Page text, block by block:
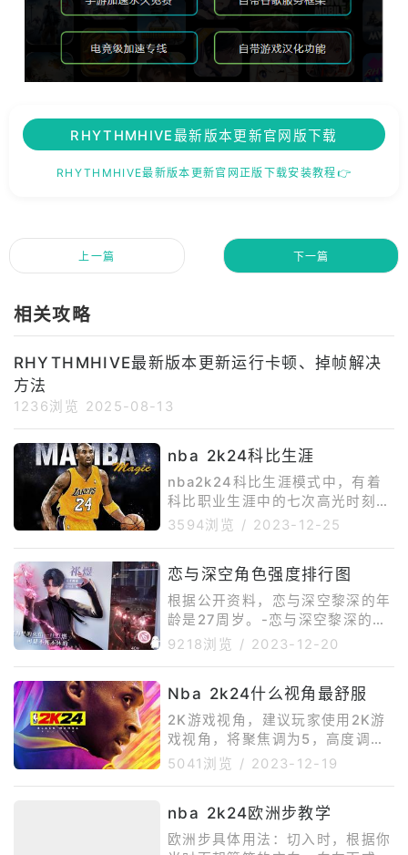
RHYTHMHIVE最新版本更新官网版下载
RHYTHMHIVE最新版本更新官网正版下载安装教程👉
上一篇 下一篇
相关攻略
RHYTHMHIVE最新版本更新运行卡顿、掉帧解决
方法
1236浏览 2025-08-13
nba 2k24科比生涯
nba2k24科比生涯模式中，有着
科比职业生涯中的七次高光时刻。
1、萨拉门托之王2001西部半决赛
篮球迷们展现了他的潜力。2、NB
A三分球记录科比在2003年对阵
西雅图超音速队的比赛中打出了史
无前例的三分球，他在三分线外出
手18次命中12次。3、与导师正面
对决，拿下令人咋舌的55分，同
时打破了湖人单半场42
3594浏览 / 2023-12-25
恋与深空角色强度排行图
根据公开资料，恋与深空黎深的年
龄是27周岁。-恋与深空黎深的出
生日期是1995年6月3日(双子
因可使心脏发育时的异常细胞产生
定向变异，为降低先心病患儿的出
生率做出了里程碑式的贡献，成为
了史上最年轻的“摘星医学奖”得
主。角色能力Evol：冰
9218浏览 / 2023-12-20
Nba 2k24什么视角最舒服
2K游戏视角，建议玩家使用2K游
戏视角，将聚焦调为5，高度调为1
0，禁区拉近和反转视角关闭，自
能获得球场视角也更大，空间变大
方便玩家进行操作，也能看清传球
5041浏览 / 2023-12-19
nba 2k24欧洲步教学
欧洲步具体用法：切入时，根据你